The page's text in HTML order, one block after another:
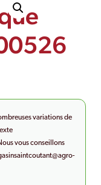
variations de
vous conseillons